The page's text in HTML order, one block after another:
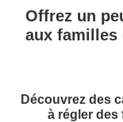
Offrez un
aux familles
Découvrez des
à régler des